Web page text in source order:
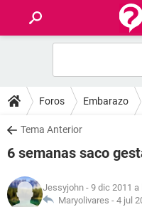
FOROS
SALUD
NUTRICIÓN
Foros Embarazo
Tema Anterior
6 semanas saco
Jessyjohn - 9 dic 2011 a
Maryolivares - 4 jul